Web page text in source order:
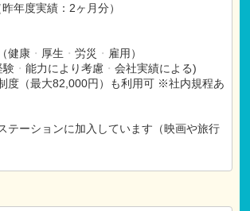
年度実績：2ヶ月分）
健康・ 厚生 ・ 労災 ・ 雇用）
験・ 能力により考慮 ・ 会社実績による)
度（最大82,000円）も利用可 ※社内規程あ
テーションに加入しています（映画や旅行
ーの利用
予防接種全額支給